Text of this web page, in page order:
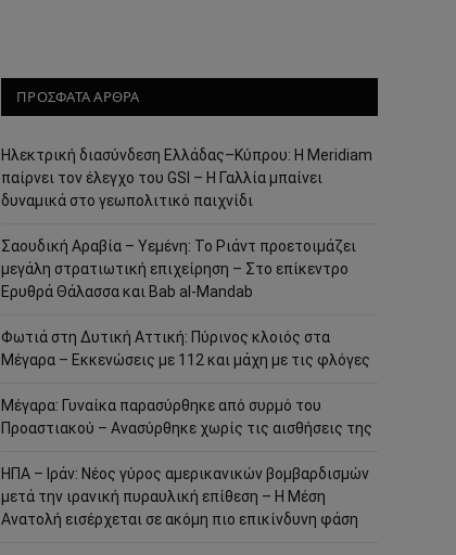
ΠΡΟΣΦΑΤΑ ΑΡΘΡΑ
Ηλεκτρική διασύνδεση Ελλάδας–Κύπρου: Η Meridiam
παίρνει τον έλεγχο του GSI – Η Γαλλία μπαίνει
δυναμικά στο γεωπολιτικό παιχνίδι
Σαουδική Αραβία – Υεμένη: Το Ριάντ προετοιμάζει
μεγάλη στρατιωτική επιχείρηση – Στο επίκεντρο
Ερυθρά Θάλασσα και Bab al-Mandab
Φωτιά στη Δυτική Αττική: Πύρινος κλοιός στα
Μέγαρα – Εκκενώσεις με 112 και μάχη με τις φλόγες
Μέγαρα: Γυναίκα παρασύρθηκε από συρμό του
Προαστιακού – Ανασύρθηκε χωρίς τις αισθήσεις της
ΗΠΑ – Ιράν: Νέος γύρος αμερικανικών βομβαρδισμών
μετά την ιρανική πυραυλική επίθεση – Η Μέση
Ανατολή εισέρχεται σε ακόμη πιο επικίνδυνη φάση